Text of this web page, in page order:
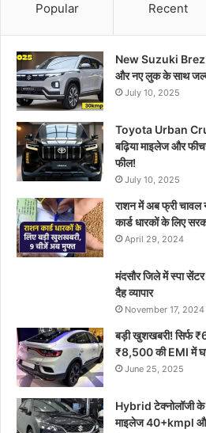
Popular Recent
New Suzuki
और नए लुक के साथ जल्द
July 10, 2025
Toyota Urban
बढ़िया माइलेज और
फील!
July 10, 2025
राशन में अब फ्री चावल
कार्ड धारकों के लिए
April 29, 2024
मंदसौर जिले में स्पा सेंटर
दैह व्यापार
November 17, 2024
बड़ी खुशखबरी! सिर्फ
₹8,500 की EMI में
June 25, 2025
Hybrid टेक्नोलॉजी के
माइलेज 40+kmpl